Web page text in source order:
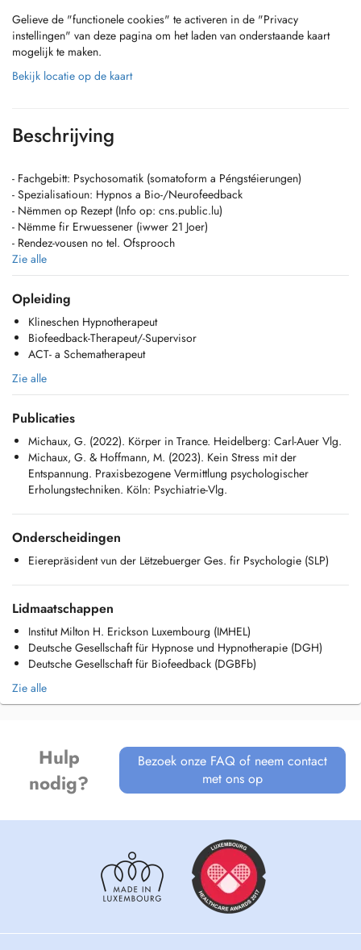
Gelieve de "functionele cookies" te activeren in de "Privacy
instellingen" van deze pagina om het laden van onderstaande kaart
mogelijk te maken.
Bekijk locatie op de kaart
Beschrijving
- Fachgebitt: Psychosomatik (somatoform a Péngstéierungen)
- Spezialisatioun: Hypnos a Bio-/Neurofeedback
- Nëmmen op Rezept (Info op: cns.public.lu)
- Nëmme fir Erwuessener (iwwer 21 Joer)
- Rendez-vousen no tel. Ofsprooch
- Keng gläichzäiteg Behandlung vu Familljememberen
- Keng Noutfall- oder psychiatresch Versuergung
Zie alle
Opleiding
Klineschen Hypnotherapeut
Biofeedback-Therapeut/-Supervisor
ACT- a Schematherapeut
Zie alle
Publicaties
Michaux, G. (2022). Körper in Trance. Heidelberg: Carl-Auer Vlg.
Michaux, G. & Hoffmann, M. (2023). Kein Stress mit der
Entspannung. Praxisbezogene Vermittlung psychologischer
Erholungstechniken. Köln: Psychiatrie-Vlg.
Onderscheidingen
Eierepräsident vun der Lëtzebuerger Ges. fir Psychologie (SLP)
Lidmaatschappen
Institut Milton H. Erickson Luxembourg (IMHEL)
Deutsche Gesellschaft für Hypnose und Hypnotherapie (DGH)
Deutsche Gesellschaft für Biofeedback (DGBFb)
Zie alle
Hulp
nodig?
Bezoek onze FAQ of neem contact
met ons op